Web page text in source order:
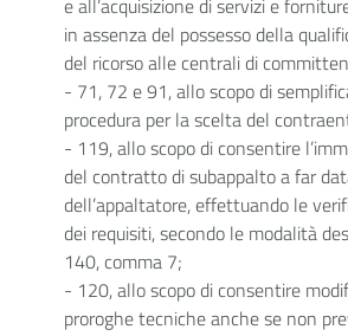
e all’acquisizione di servizi e
in assenza del possesso della
del ricorso alle centrali di
- 71, 72 e 91, allo scopo di
procedura per la scelta del
- 119, allo scopo di consentire
del contratto di subappalto a far
dell’appaltatore, effettuando le
dei requisiti, secondo le modalità
140, comma 7;
- 120, allo scopo di consentire
proroghe tecniche anche se non